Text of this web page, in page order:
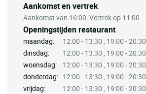
Aankomst en vertrek
Aankomst van 16:00, Vertrek op 11:00
Openingstijden restaurant
maandag:
12:00 - 13:30 , 19:00 - 20:30
dinsdag:
12:00 - 13:30 , 19:00 - 20:30
woensdag:
12:00 - 13:30 , 19:00 - 20:30
donderdag: 12:00 - 13:30 , 19:00 - 20:30
vrijdag:
12:00 - 13:30 , 19:00 - 20:30